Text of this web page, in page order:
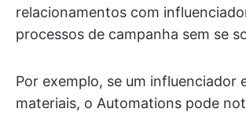
relacionamentos com
processos de campanha sem se
Por exemplo, se um influenciador
materiais, o Automations pode